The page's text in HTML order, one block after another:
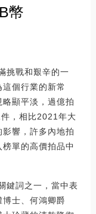
幣
挑戰和艱辛的一
個行業的新常
顯平淡，過億拍
，相比2021年大
響，許多內地拍
單的高價拍品中
鍵詞之一，當中表
士、何鴻卿爵